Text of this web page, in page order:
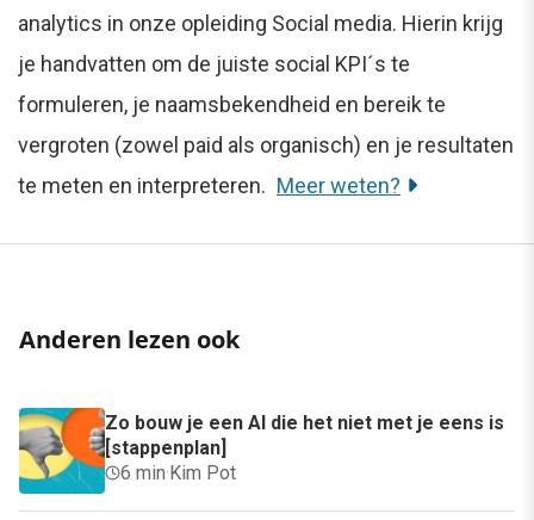
analytics in onze opleiding Social media. Hierin krijg
je handvatten om de juiste social KPI´s te
formuleren, je naamsbekendheid en bereik te
vergroten (zowel paid als organisch) en je resultaten
te meten en interpreteren. Meer weten?
Anderen lezen ook
Zo bouw je een AI die het niet met je eens is
[stappenplan]
6 min·Kim Pot